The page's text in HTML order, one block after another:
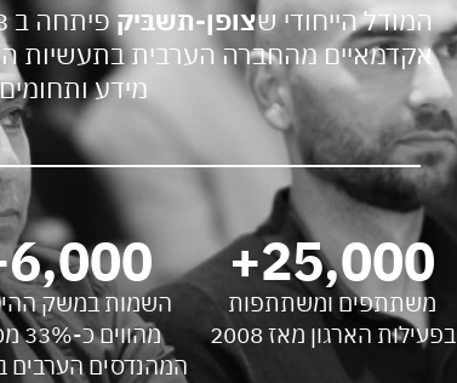
המודל הייחודי שצופן-תשבּיקפיתחה ב 18 שנות פעילותה, מאפשר להאיץ השתלבות מהנדסים
אקדמאיים מהחברה הערבית בתעשיות
מידע
משתתפים ומשתתפות
בפעילות הארגון מאז 2008
25,000
+
השמות במשק
המהנדסים הערבים
6,000